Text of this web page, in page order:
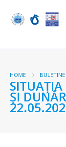
HOME BULETINE
ŞI